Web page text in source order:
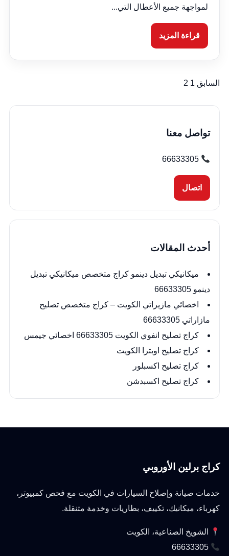
لمواجهة جميع الأعطال التي...
قراءة المزيد
تعدد
صفحات
المقالات
السابق 1
2
تواصل معنا
66633305
اتصال
أحدث المقالات
ميكانيكي تبديل دينمو كراج متخصص ميكانيكي تبديل
دينمو 66633305
اخصائي مازيراتي الكويت – كراج متخصص تصليح
مازاراتي 66633305
كراج تصليح انفوي الكويت 66633305 اخصائي جيمس
كراج تصليح اوبترا الكويت
كراج تصليح اكسبلور
كراج تصليح اكسبدشن
كراج برلين الأوروبي
خدمات صيانة وإصلاح السيارات في الكويت مع فحص كمبيوتر،
كهرباء، ميكانيك، تكييف، بطاريات وخدمة متنقلة.
الشويخ الصناعية، الكويت
66633305